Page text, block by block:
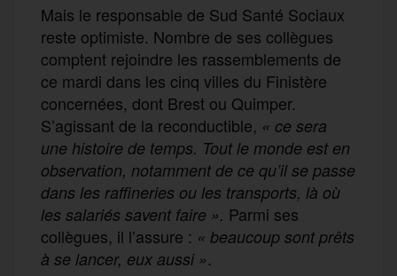
Mais le responsable de Sud Santé Sociaux
reste optimiste. Nombre de ses collègues
comptent rejoindre les rassemblements de
ce mardi dans les cinq villes du Finistère
concernées, dont Brest ou Quimper.
S’agissant de la reconductible, « ce sera
une histoire de temps. Tout le monde est en
observation, notamment de ce qu’il se passe
dans les raffineries ou les transports, là où
les salariés savent faire ». Parmi ses
collègues, il l’assure : « beaucoup sont prêts
à se lancer, eux aussi ».